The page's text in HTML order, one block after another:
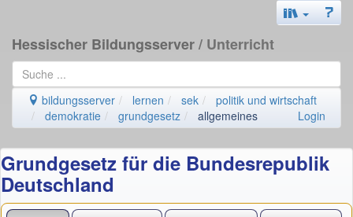
Hessischer Bildungsserver/ Unterricht
bildungsserver lernen sek
politik und wirtschaft
demokratie
grundgesetz allgemeines Login
Grundgesetz für die Bundesrepublik
Deutschland